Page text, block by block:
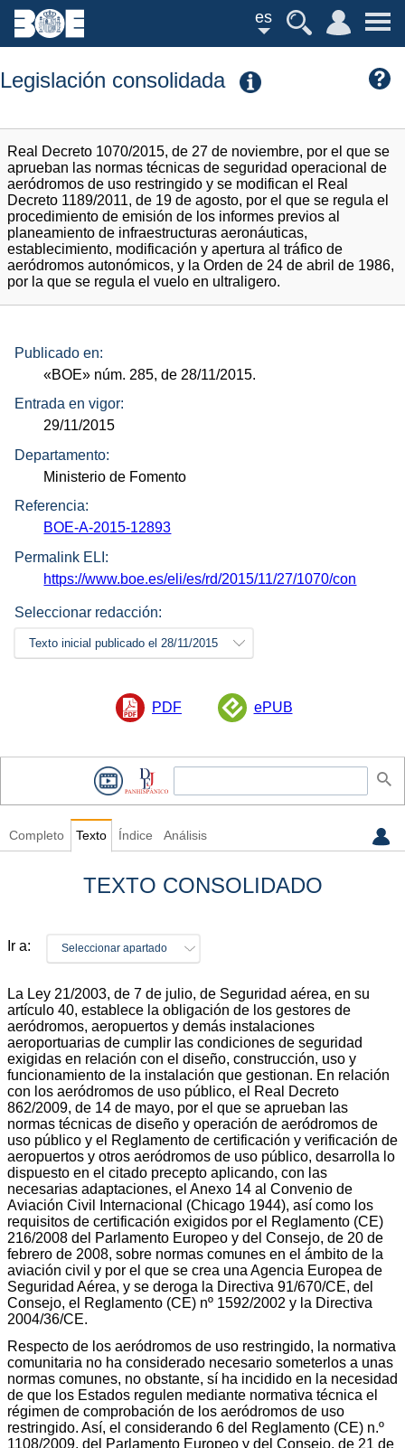
es
Legislación consolidada
Real Decreto 1070/2015, de 27 de noviembre, por el que se
aprueban las normas técnicas de seguridad operacional de
aeródromos de uso restringido y se modifican el Real
Decreto 1189/2011, de 19 de agosto, por el que se regula el
procedimiento de emisión de los informes previos al
planeamiento de infraestructuras aeronáuticas,
establecimiento, modificación y apertura al tráfico de
aeródromos autonómicos, y la Orden de 24 de abril de 1986,
por la que se regula el vuelo en ultraligero.
Publicado en:
«BOE» núm. 285, de 28/11/2015.
Entrada en vigor:
29/11/2015
Departamento:
Ministerio de Fomento
Referencia:
BOE-A-2015-12893
Permalink ELI:
https://www.boe.es/eli/es/rd/2015/11/27/1070/con
Seleccionar redacción:
Texto inicial publicado el 28/11/2015
PDF ePUB
Completo Texto Índice Análisis
TEXTO CONSOLIDADO
Ir a: Seleccionar apartado
La Ley 21/2003, de 7 de julio, de Seguridad aérea, en su
artículo 40, establece la obligación de los gestores de
aeródromos, aeropuertos y demás instalaciones
aeroportuarias de cumplir las condiciones de seguridad
exigidas en relación con el diseño, construcción, uso y
funcionamiento de la instalación que gestionan. En relación
con los aeródromos de uso público, el Real Decreto
862/2009, de 14 de mayo, por el que se aprueban las
normas técnicas de diseño y operación de aeródromos de
uso público y el Reglamento de certificación y verificación de
aeropuertos y otros aeródromos de uso público, desarrolla lo
dispuesto en el citado precepto aplicando, con las
necesarias adaptaciones, el Anexo 14 al Convenio de
Aviación Civil Internacional (Chicago 1944), así como los
requisitos de certificación exigidos por el Reglamento (CE)
216/2008 del Parlamento Europeo y del Consejo, de 20 de
febrero de 2008, sobre normas comunes en el ámbito de la
aviación civil y por el que se crea una Agencia Europea de
Seguridad Aérea, y se deroga la Directiva 91/670/CE, del
Consejo, el Reglamento (CE) nº 1592/2002 y la Directiva
2004/36/CE.
Respecto de los aeródromos de uso restringido, la normativa
comunitaria no ha considerado necesario someterlos a unas
normas comunes, no obstante, sí ha incidido en la necesidad
de que los Estados regulen mediante normativa técnica el
régimen de comprobación de los aeródromos de uso
restringido. Así, el considerando 6 del Reglamento (CE) n.º
1108/2009, del Parlamento Europeo y del Consejo, de 21 de